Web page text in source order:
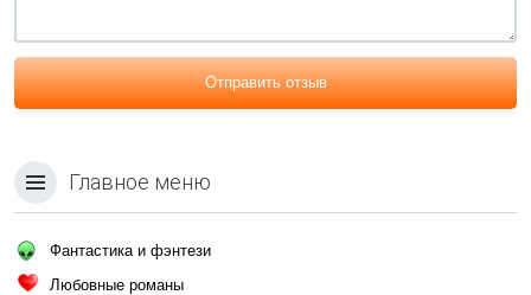
Отправить отзыв
Главное меню
Фантастика и фэнтези
Любовные романы